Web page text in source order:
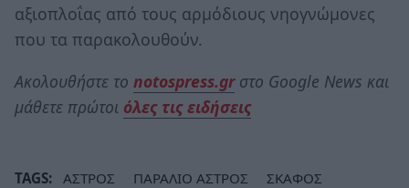
αξιοπλοΐας από τους αρμόδιους νηογνώμονες
που τα παρακολουθούν.
Ακολουθήστε το notospress.grστο Google News και
μάθετε πρώτοι όλες τις ειδήσεις
TAGS: ΑΣΤΡΟΣ ΠΑΡΑΛΙΟ ΑΣΤΡΟΣ
ΣΚΑΦΟΣ